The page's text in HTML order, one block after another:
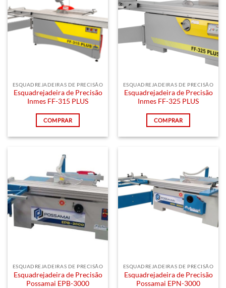
ESQUADREJADEIRAS DE PRECISÃO
Esquadrejadeira de Precisão
Inmes FF-315 PLUS
COMPRAR
ESQUADREJADEIRAS DE PRECISÃO
Esquadrejadeira de Precisão
Inmes FF-325 PLUS
COMPRAR
ESQUADREJADEIRAS DE PRECISÃO
Esquadrejadeira de Precisão
Possamai EPB-3000
ESQUADREJADEIRAS DE PRECISÃO
Esquadrejadeira de Precisão
Possamai EPN-3000